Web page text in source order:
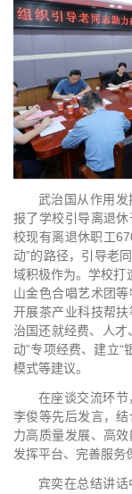
武治国从作用
报了学校引导离退
校现有离退休职工
动”的路径，引导老
域积极作为。学校打
山金色合唱艺术团
开展茶产业科技帮
治国还就经费、人
动”专项经费、建立“
模式等建议。
在座谈交流环节
李俊等先后发言，
力高质量发展、高
发挥平台、完善服务
宾奕在总结讲